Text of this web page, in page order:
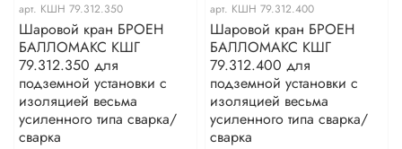
арт. КШН 79.312.350
Шаровой кран БРОЕН
БАЛЛОМАКС КШГ
79.312.350 для
подземной установки с
изоляцией весьма
усиленного типа сварка/
сварка
арт. КШН 79.312.400
Шаровой кран БРОЕН
БАЛЛОМАКС КШГ
79.312.400 для
подземной установки с
изоляцией весьма
усиленного типа сварка/
сварка